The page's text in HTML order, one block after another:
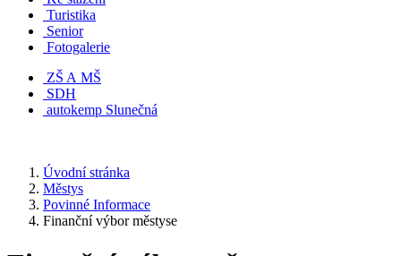
Turistika
Senior
Fotogalerie
ZŠ A MŠ
SDH
autokemp Slunečná
Úvodní stránka
Městys
Povinné Informace
Finanční výbor městyse